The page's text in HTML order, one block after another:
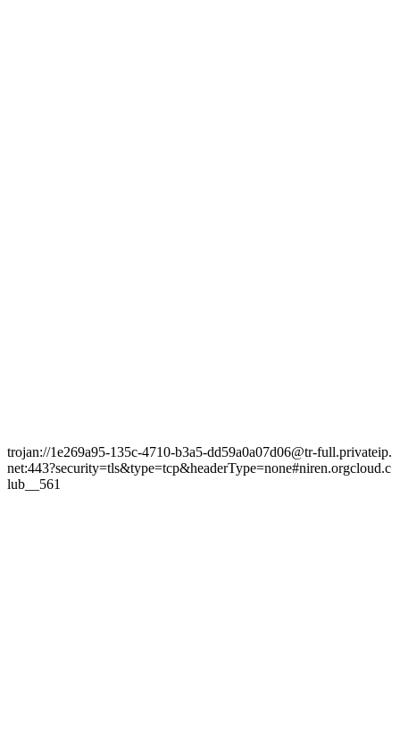
trojan://1e269a95-135c-4710-b3a5-dd59a0a07d06@tr-full.privateip.
net:443?security=tls&type=tcp&headerType=none#niren.orgcloud.c
lub__561